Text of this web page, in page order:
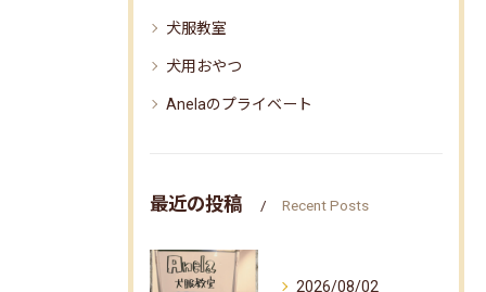
犬服教室
犬用おやつ
Anelaのプライベート
最近の投稿 Recent Posts
2026/08/02